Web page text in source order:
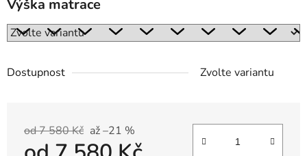
Výška matrace
Dostupnost Zvolte variantu
od 7 580 Kč až –21 %